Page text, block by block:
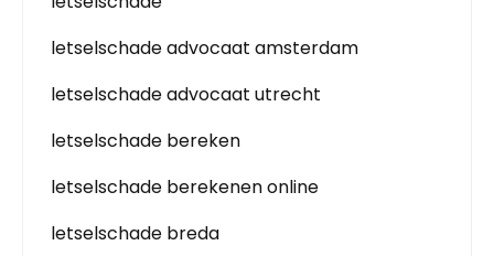
letselschade advocaat amsterdam
letselschade advocaat utrecht
letselschade bereken
letselschade berekenen online
letselschade breda